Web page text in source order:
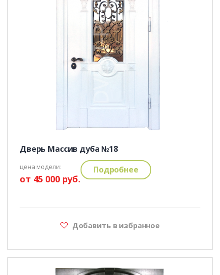
Дверь Массив дуба №18
цена модели:
от 45 000 руб.
Подробнее
Добавить в избранное